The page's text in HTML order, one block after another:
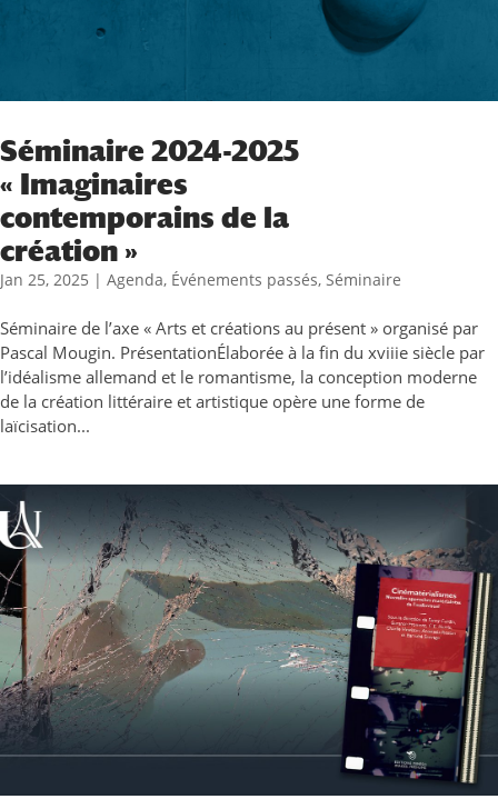
Séminaire 2024-2025
« Imaginaires
contemporains de la
création »
Jan 25, 2025 | Agenda, Événements passés, Séminaire
Séminaire de l’axe « Arts et créations au présent » organisé par
Pascal Mougin. PrésentationÉlaborée à la fin du xviiie siècle par
l’idéalisme allemand et le romantisme, la conception moderne
de la création littéraire et artistique opère une forme de
laïcisation...